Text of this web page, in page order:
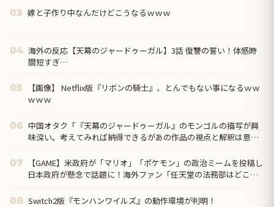
03 嫁と子作り中なんだけどこうなるｗｗｗ
04 海外の反応【天幕のジャードゥーガル】3話 復讐の誓い！体感時
間短すぎ…
05
【画像】 Netflix版『リボンの騎士』、とんでもない事になるｗｗ
ｗｗｗ
06 中国オタク「『天幕のジャードゥーガル』のモンゴルの描写が興
味深い。考えてみれば納得できるがあの作品の視点と解釈は意外
07
【GAME】米政府が「マリオ」「ポケモン」の政治ミームを投稿し
日本政府が懸念で話題に！海外ファン「任天堂の法務部はどこ行
08 Switch2版『モンハンワイルズ』の動作環境が判明！